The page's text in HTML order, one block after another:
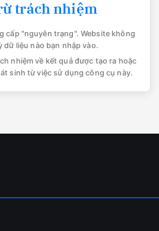
trách nhiệm
cấp "nguyên trạng". Website không
dữ liệu nào bạn nhập vào.
nhiệm về kết quả được tạo ra hoặc
sinh từ việc sử dụng công cụ này.